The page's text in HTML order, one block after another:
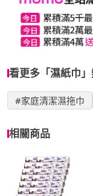
看更多「濕紙巾
#家庭清潔濕拖巾
相關商品